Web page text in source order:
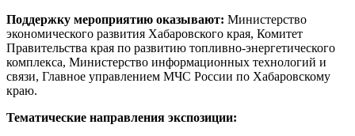
Поддержку мероприятию оказывают: Министерство
экономического развития Хабаровского края, Комитет
Правительства края по развитию топливно-энергетического
комплекса, Министерство информационных технологий и
связи, Главное управлением МЧС России по Хабаровскому
краю.
Тематические направления экспозиции: